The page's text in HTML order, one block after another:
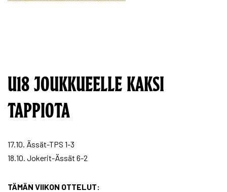
U18 JOUKKUEELLE KAKSI
TAPPIOTA
17.10. Ässät-TPS 1-3
18.10. Jokerit-Ässät 6-2
TÄMÄN VIIKON OTTELUT: